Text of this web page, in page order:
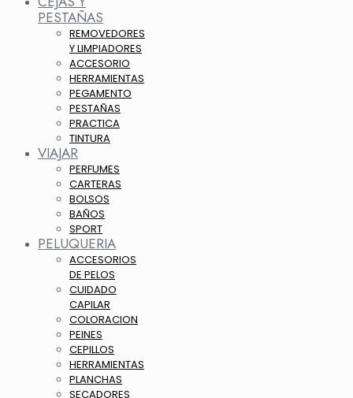
PESTAÑAS
REMOVEDORES
Y LIMPIADORES
ACCESORIO
HERRAMIENTAS
PEGAMENTO
PESTAÑAS
PRACTICA
TINTURA
VIAJAR
PERFUMES
CARTERAS
BOLSOS
BAÑOS
SPORT
PELUQUERIA
ACCESORIOS
DE PELOS
CUIDADO
CAPILAR
COLORACION
PEINES
CEPILLOS
HERRAMIENTAS
PLANCHAS
SECADORES